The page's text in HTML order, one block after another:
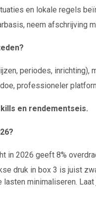
en lokale regels
neem afschrijving
periodes, inrichting),
professioneler
en rendementseis.
in 2026 geeft 8%
druk in box 3 is juist
minimaliseren. Laat